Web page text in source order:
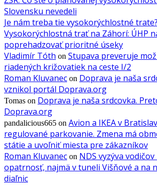
Slovensku nevedeli
Je nám treba tie vysokorýchlostné
Vysokorýchlostná trať na Záhorí: ÚHP
poprehadzovať prioritné úseky
Vladimír Tóth on Stupava preveruje
riadených križovatiek na ceste I/2
Roman Kluvanec on Doprava je naša
vznikol portál Doprava.org
Tomas on Doprava je naša srdcovka.
Doprava.org
pandalicious665 on Avion a IKEA v
regulované parkovanie. Zmena má
státie a uvoľniť miesta pre zákazníkov
Roman Kluvanec on NDS vyzýva
opatrnosť, najmä v tuneli Višňové a na
diaľnic